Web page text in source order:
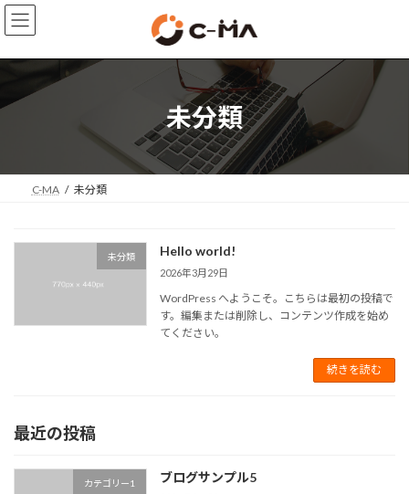
コ
ン
ン
へ
プ
ナ
ビ
ー
ョ
動
未分類
C-MA 未分類
未分類 Hello world!
2026年3月29日
WordPress へようこそ。こちらは最初の投稿で
す。編集または削除し、コンテンツ作成を始め
てください。
続きを読む
最近の投稿
カテゴリー1 ブログサンプル5